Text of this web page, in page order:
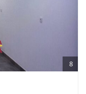
8